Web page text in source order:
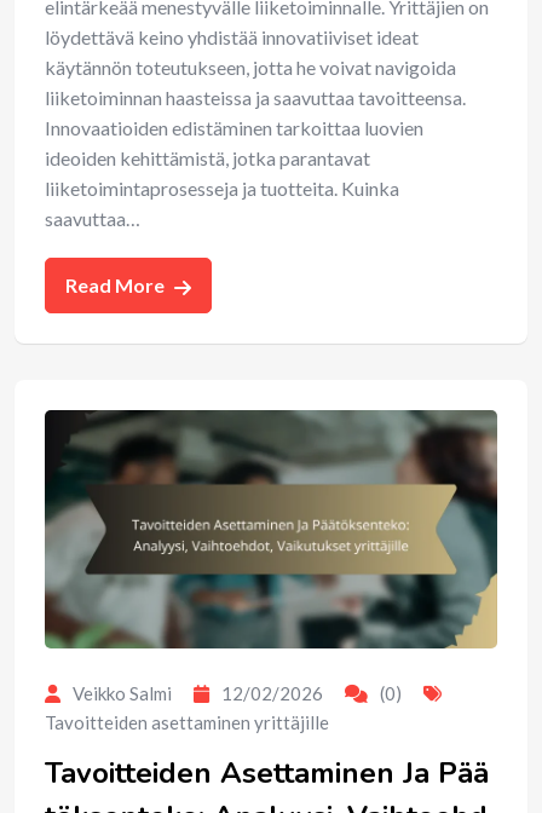
elintärkeää menestyvälle liiketoiminnalle. Yrittäjien on
löydettävä keino yhdistää innovatiiviset ideat
käytännön toteutukseen, jotta he voivat navigoida
liiketoiminnan haasteissa ja saavuttaa tavoitteensa.
Innovaatioiden edistäminen tarkoittaa luovien
ideoiden kehittämistä, jotka parantavat
liiketoimintaprosesseja ja tuotteita. Kuinka
saavuttaa…
Read More
Veikko Salmi 12/02/2026
(0)
Tavoitteiden asettaminen yrittäjille
Tavoitteiden Asettaminen Ja Pää